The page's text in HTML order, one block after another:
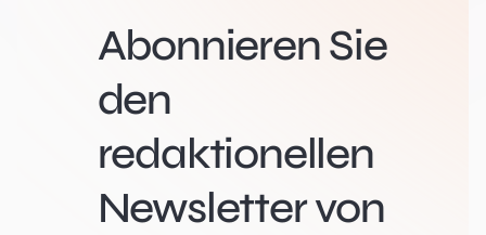
Abonnieren Sie
den
redaktionellen
Newsletter von